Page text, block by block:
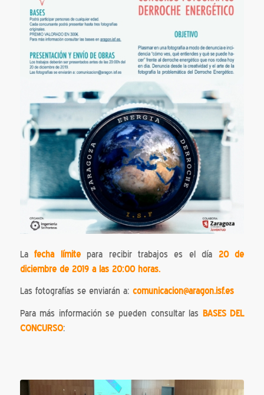
Lafecha límitepara recibir trabajos es el día 20 de
diciembre de 2019 a las 20:00 horas.
Las fotografías se enviarán a: comunicacion@aragon.isf.es
Para más información se pueden consultar las BASES DEL
CONCURSO: